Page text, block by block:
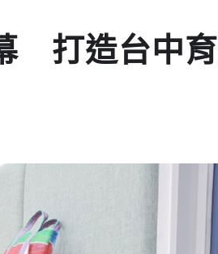
打造台中育